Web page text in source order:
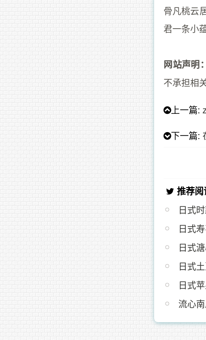
骨凡桃云
君一条小
网站声明：
不承担相
上一篇:
下一篇:
推荐阅
日式
日式
日式
日式
日式
流心